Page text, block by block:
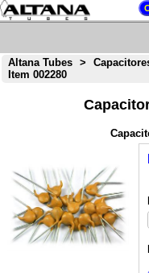
Altana Tubes >
Item 002280